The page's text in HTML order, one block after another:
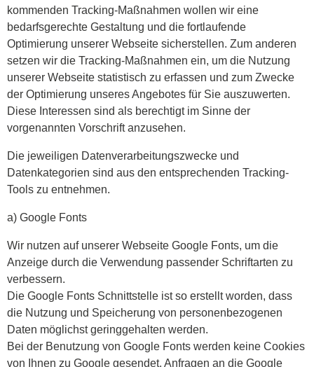
kommenden Tracking-Maßnahmen wollen wir eine
bedarfsgerechte Gestaltung und die fortlaufende
Optimierung unserer Webseite sicherstellen. Zum anderen
setzen wir die Tracking-Maßnahmen ein, um die Nutzung
unserer Webseite statistisch zu erfassen und zum Zwecke
der Optimierung unseres Angebotes für Sie auszuwerten.
Diese Interessen sind als berechtigt im Sinne der
vorgenannten Vorschrift anzusehen.
Die jeweiligen Datenverarbeitungszwecke und
Datenkategorien sind aus den entsprechenden Tracking-
Tools zu entnehmen.
a) Google Fonts
Wir nutzen auf unserer Webseite Google Fonts, um die
Anzeige durch die Verwendung passender Schriftarten zu
verbessern.
Die Google Fonts Schnittstelle ist so erstellt worden, dass
die Nutzung und Speicherung von personenbezogenen
Daten möglichst geringgehalten werden.
Bei der Benutzung von Google Fonts werden keine Cookies
von Ihnen zu Google gesendet. Anfragen an die Google